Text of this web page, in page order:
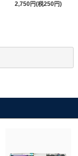
2,750円(税250円)